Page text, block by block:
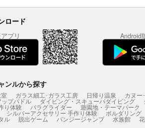
ロード
プリ Android
ンルから探す
ガラス細工･ガラス工房 日帰り温泉 カヌー
プパドル ダイビング・スキューバダイビング
り体験 パラグライダー 遊園地・テーマパーク
シルバーアクセサリー 手作り体験 ボルダリング
ル 脱出ゲーム バンジージャンプ 水族館